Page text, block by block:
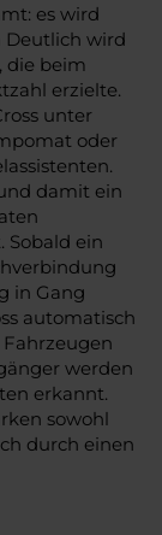
es wird
Deutlich wird
die beim
erzielte.
unter
oder
damit ein
Sobald ein
in Gang
automatisch
werden
erkannt.
sowohl
durch einen